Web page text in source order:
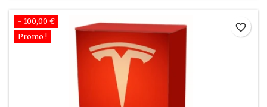
- 100,00 €
Promo !
favorite_border